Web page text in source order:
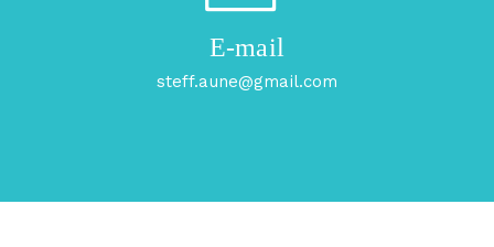
E-mail
steff.aune@gmail.com